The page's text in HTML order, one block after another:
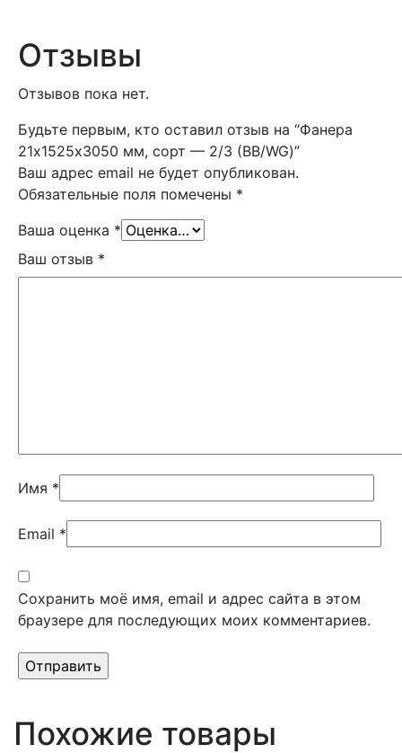
Отзывы
Отзывов пока нет.
Будьте первым, кто оставил отзыв на “Фанера
21х1525х3050 мм, сорт — 2/3 (BB/WG)”
Ваш адрес email не будет опубликован.
Обязательные поля помечены *
Ваша оценка *
Ваш отзыв *
Имя *
Email *
Сохранить моё имя, email и адрес сайта в этом
браузере для последующих моих комментариев.
Похожие товары